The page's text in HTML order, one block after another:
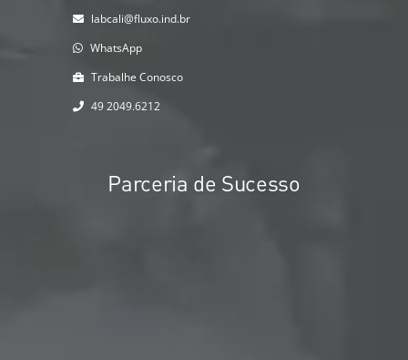
labcali@fluxo.ind.br
WhatsApp
Trabalhe Conosco
49 2049.6212
Parceria de Sucesso